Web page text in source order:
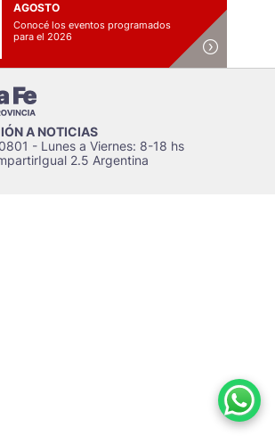
AGOSTO
Conocé los eventos programados
para el 2026
A NOTICIAS
- Lunes a Viernes: 8-18 hs
2.5 Argentina